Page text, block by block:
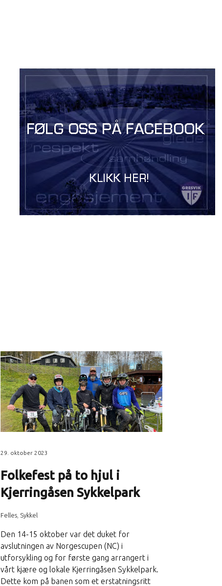
29. oktober 2023
Folkefest på to hjul i
Kjerringåsen Sykkelpark
Felles Sykkel
Den 14-15 oktober var det duket for
avslutningen av Norgescupen (NC) i
utforsykling og for første gang arrangert i
vårt kjære og lokale Kjerringåsen Sykkelpark.
Dette kom på banen som et erstatningsritt